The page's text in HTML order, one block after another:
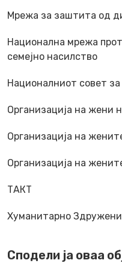
Мрежа за заштита од
Национална мрежа
семејно насилство
Националниот совет
Организација на жени
Организација на
Организација на
ТАКТ
Хуманитарно
Сподели ја оваа